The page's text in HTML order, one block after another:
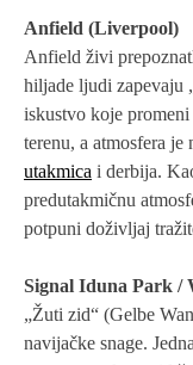
Anfield (Liverpool)
Anfield živi
hiljade ljudi zapevaju
iskustvo koje
terenu, a atmosfera
utakmica i derbija.
predutakmičnu
potpuni doživljaj
Signal Iduna Park /
„Žuti zid“ (Gelbe
navijačke snage.